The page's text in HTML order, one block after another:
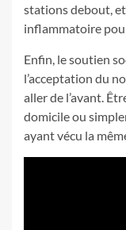
stations debout,
inflammatoire
Enfin, le soutien
l’acceptation du
aller de l’avant.
domicile ou
ayant vécu la